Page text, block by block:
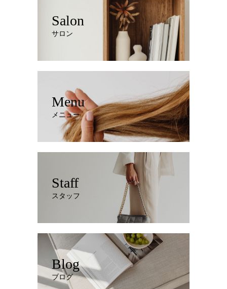
Salon
サロン
Menu
メニュー
Staff
スタッフ
Blog
ブログ